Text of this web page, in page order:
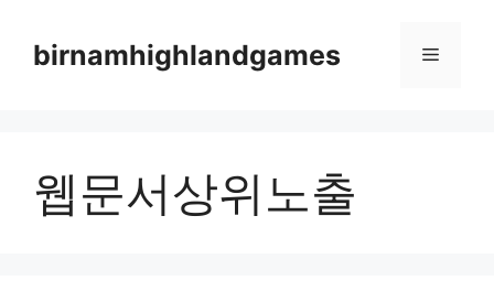
contentbirnamhighlandgames Menu
웹문서상위노출